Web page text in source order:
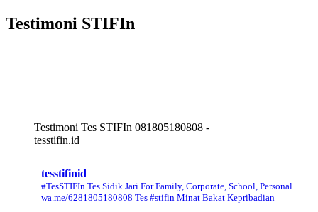
Testimoni STIFIn
Testimoni Tes STIFIn 081805180808 -
tesstifin.id
tesstifinid
#TesSTIFIn Tes Sidik Jari For Family, Corporate, School, Personal
wa.me/6281805180808 Tes #stifin Minat Bakat Kepribadian